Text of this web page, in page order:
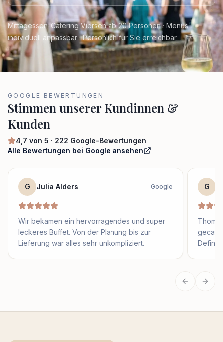
Mittagessen-Catering Viersen ab 20 Personen · Menüs
individuell anpassbar · Persönlich für Sie erreichbar
GOOGLE BEWERTUNGEN
Stimmen unserer Kundinnen &
Kunden
4,7 von 5 · 222 Google-Bewertungen
Alle Bewertungen bei Google ansehen
G Julia Alders Google
Wir bekamen ein hervorragendes und super
leckeres Buffet. Von der Planung bis zur
Lieferung war alles sehr unkompliziert.
G
Vorherige